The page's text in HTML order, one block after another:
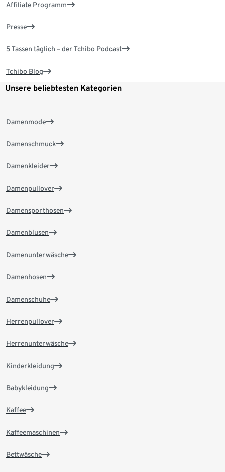
Affiliate Programm
Presse
5 Tassen täglich – der Tchibo Podcast
Tchibo Blog
Unsere beliebtesten Kategorien
Damenmode
Damenschmuck
Damenkleider
Damenpullover
Damensporthosen
Damenblusen
Damenunterwäsche
Damenhosen
Damenschuhe
Herrenpullover
Herrenunterwäsche
Kinderkleidung
Babykleidung
Kaffee
Kaffeemaschinen
Bettwäsche